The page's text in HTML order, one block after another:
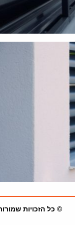
© כל הזכויות שמורות